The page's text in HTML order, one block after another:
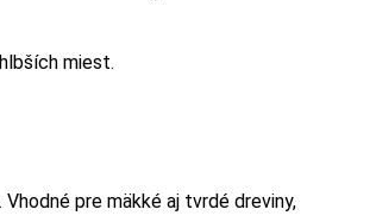
miest.
pre mäkké aj tvrdé dreviny,